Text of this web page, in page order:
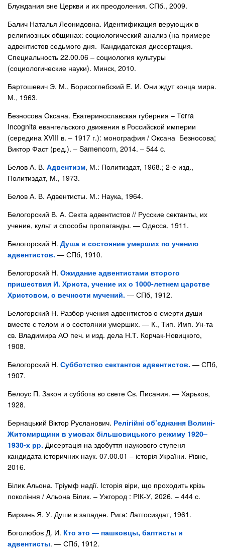
Блуждания вне Церкви и их преодоления. СПб., 2009.
Балич Наталья Леонидовна. Идентификация верующих в
религиозных общинах: социологический анализ (на примере
адвентистов седьмого дня. Кандидатская диссертация.
Специальность 22.00.06 – социология культуры
(социологические науки). Минск, 2010.
Бартошевич Э. М., Борисоглебский Е. И. Они ждут конца мира.
М., 1963.
Безносова Оксана. Екатеринославская губерния – Terra
Incognita евангельского движения в Российской империи
(середина XVIII в. – 1917 г.): монография / Оксана Безносова;
Виктор Фаст (ред.). – Samencorn, 2014. – 544 c.
Белов А. В. Адвентизм, М.: Политиздат, 1968.; 2-е изд.,
Политиздат, М., 1973.
Белов А. В. Адвентисты. М.: Наука, 1964.
Белогорский В. А. Секта адвентистов // Русские сектанты, их
учение, культ и способы пропаганды. — Одесса, 1911.
Белогорский Н. Душа и состояние умерших по учению
адвентистов. — СПб, 1910.
Белогорский Н. Ожидание адвентистами второго
пришествия И. Христа, учение их о 1000-летнем царстве
Христовом, о вечности мучений. — СПб, 1912.
Белогорский Н. Разбор учения адвентистов о смерти души
вместе с телом и о состоянии умерших. — К., Тип. Имп. Ун-та
св. Владимира АО печ. и изд. дела Н.Т. Корчак-Новицкого,
1908.
Белогорский Н. Субботство сектантов адвентистов. — СПб,
1907.
Белоус П. Закон и суббота во свете Св. Писания. — Харьков,
1928.
Бернацький Віктор Русланович. Релігійні об’єднання Волині-
Житомирщини в умовах більшовицького режиму 1920–
1930-х рр. Дисертація на здобуття наукового ступеня
кандидата історичних наук. 07.00.01 – історія України. Рівне,
2016.
Білик Альона. Тріумф надії. Історія віри, що проходить крізь
покоління / Альона Білик. – Ужгород : РІК-У, 2026. – 444 с.
Бирзинь Я. У. Души в западне. Рига: Латгосиздат, 1961.
Боголюбов Д. И. Кто это — пашковцы, баптисты и
адвентисты. — СПб, 1912.